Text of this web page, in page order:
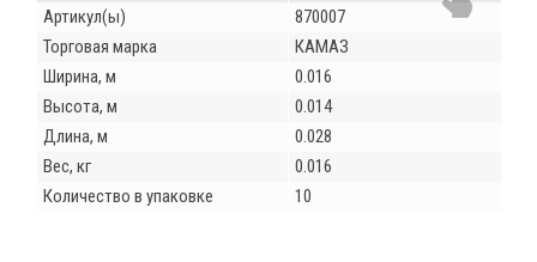
Артикул(ы)
870007
Торговая марка
КАМАЗ
Ширина, м
0.016
Высота, м
0.014
Длина, м
0.028
Вес, кг
0.016
Количество в упаковке
10